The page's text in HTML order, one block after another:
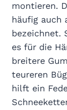
montieren.
häufig auch
bezeichnet.
es für die
breitere
teureren
hilft ein